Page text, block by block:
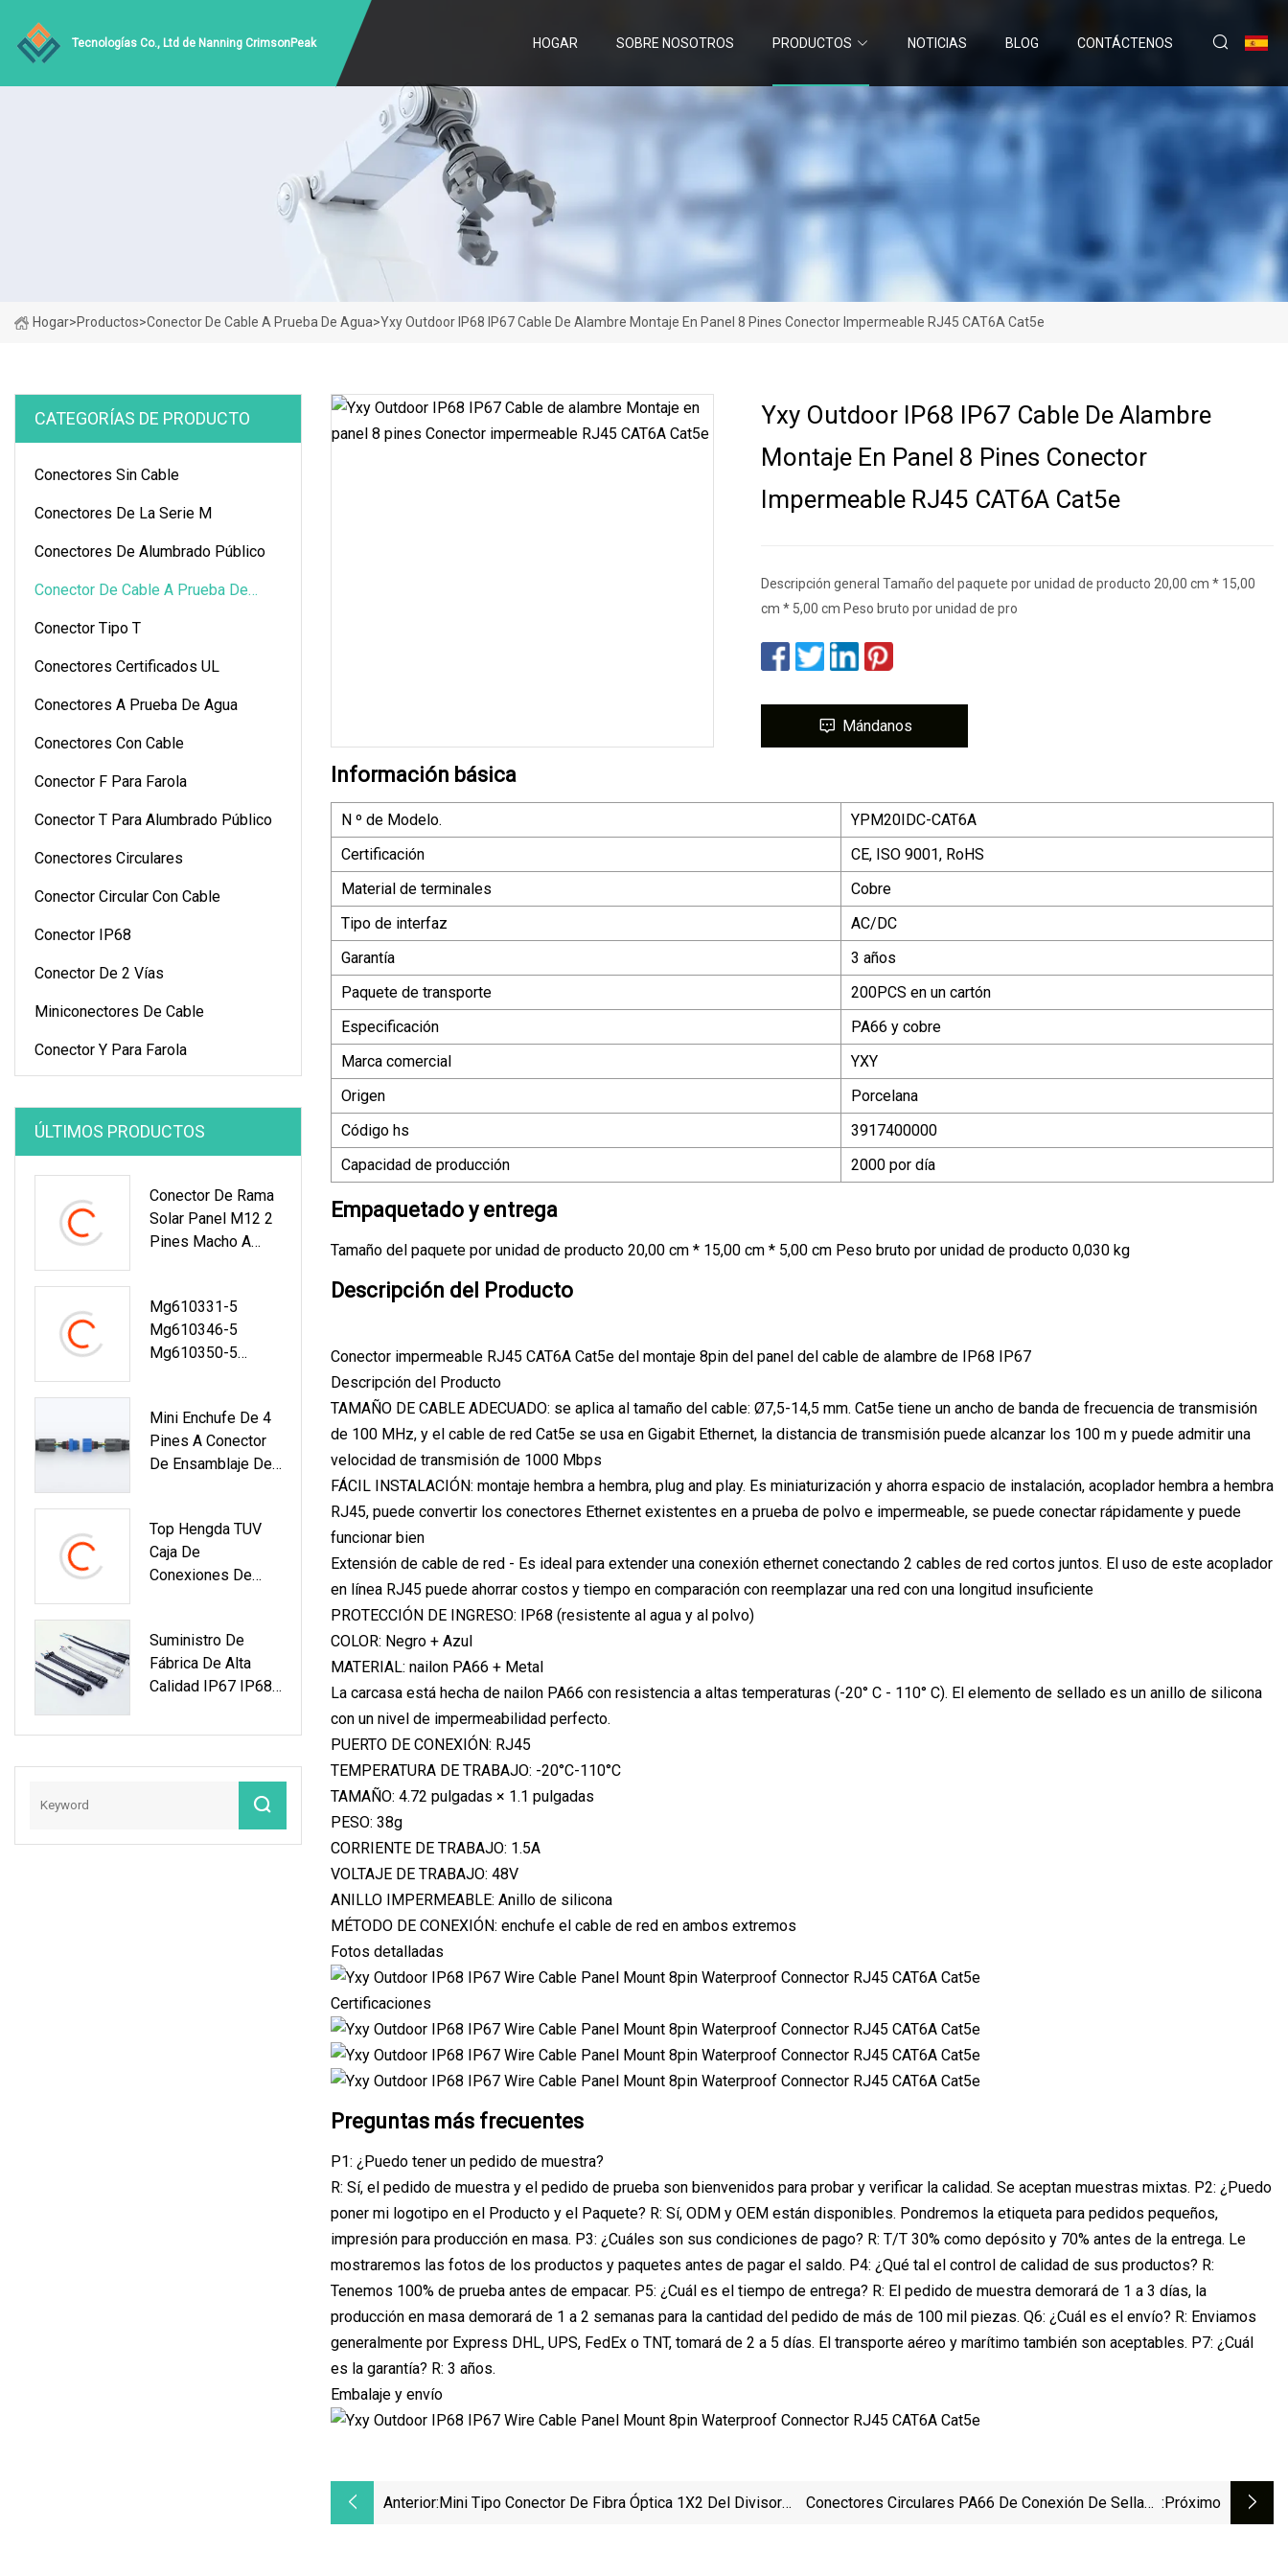
Tecnologías Co., Ltd de Nanning CrimsonPeak HOGAR SOBRE NOSOTROS PRODUCTOS NOTICIAS BLOG CONTÁCTENOS
Hogar>Productos>Conector De Cable A Prueba De Agua>Yxy Outdoor IP68 IP67 Cable De Alambre Montaje En Panel 8 Pines Conector Impermeable RJ45 CAT6A Cat5e
CATEGORÍAS DE PRODUCTO
Conectores Sin Cable
Conectores De La Serie M
Conectores De Alumbrado Público
Conector De Cable A Prueba De
Conector Tipo T
Conectores Certificados UL
Conectores A Prueba De Agua
Conectores Con Cable
Conector F Para Farola
Conector T Para Alumbrado Público
Conectores Circulares
Conector Circular Con Cable
Conector IP68
Conector De 2 Vías
Miniconectores De Cable
Conector Y Para Farola
ÚLTIMOS PRODUCTOS
Conector De Rama
Solar Panel M12 2
Pines Macho A
Farola LED
Mg610331-5
Mg610346-5
Mg610350-5
Pin Plug Way
Automotive Auto
Macho Hembra
Conector Ket
Mini Enchufe De 4
Pines A Conector
De Ensamblaje De
Top Hengda TUV
Caja De
Conexiones De
Agua IP68 Con
Conectores MC4
Panel Fotovoltaico
De Caja Fabricante
Fotovoltaicos
Suministro De
Fábrica De Alta
Calidad IP67 IP68
Waterpoorf Cable
Yxy Outdoor IP68 IP67 Cable De Alambre
Montaje En Panel 8 Pines Conector
Impermeable RJ45 CAT6A Cat5e
Descripción general Tamaño del paquete por unidad de producto 20,00 cm * 15,00
cm * 5,00 cm Peso bruto por unidad de pro
Mándanos
Información básica
N º de Modelo.
YPM20IDC-CAT6A
Certificación
CE, ISO 9001, RoHS
Material de terminales
Cobre
Tipo de interfaz
AC/DC
Garantía
3 años
Paquete de transporte
200PCS en un cartón
Especificación
PA66 y cobre
Marca comercial
YXY
Origen
Porcelana
Código hs
3917400000
Capacidad de producción
2000 por día
Empaquetado y entrega
Tamaño del paquete por unidad de producto 20,00 cm * 15,00 cm * 5,00 cm Peso bruto por unidad de producto 0,030 kg
Descripción del Producto
Conector impermeable RJ45 CAT6A Cat5e del montaje 8pin del panel del cable de alambre de IP68 IP67
Descripción del Producto
TAMAÑO DE CABLE ADECUADO: se aplica al tamaño del cable: Ø7,5-14,5 mm. Cat5e tiene un ancho de banda de frecuencia de transmisión
de 100 MHz, y el cable de red Cat5e se usa en Gigabit Ethernet, la distancia de transmisión puede alcanzar los 100 m y puede admitir una
velocidad de transmisión de 1000 Mbps
FÁCIL INSTALACIÓN: montaje hembra a hembra, plug and play. Es miniaturización y ahorra espacio de instalación, acoplador hembra a hembra
RJ45, puede convertir los conectores Ethernet existentes en a prueba de polvo e impermeable, se puede conectar rápidamente y puede
funcionar bien
Extensión de cable de red - Es ideal para extender una conexión ethernet conectando 2 cables de red cortos juntos. El uso de este acoplador
en línea RJ45 puede ahorrar costos y tiempo en comparación con reemplazar una red con una longitud insuficiente
PROTECCIÓN DE INGRESO: IP68 (resistente al agua y al polvo)
COLOR: Negro + Azul
MATERIAL: nailon PA66 + Metal
La carcasa está hecha de nailon PA66 con resistencia a altas temperaturas (-20° C - 110° C). El elemento de sellado es un anillo de silicona
con un nivel de impermeabilidad perfecto.
PUERTO DE CONEXIÓN: RJ45
TEMPERATURA DE TRABAJO: -20°C-110°C
TAMAÑO: 4.72 pulgadas × 1.1 pulgadas
PESO: 38g
CORRIENTE DE TRABAJO: 1.5A
VOLTAJE DE TRABAJO: 48V
ANILLO IMPERMEABLE: Anillo de silicona
MÉTODO DE CONEXIÓN: enchufe el cable de red en ambos extremos
Fotos detalladas
Certificaciones
Preguntas más frecuentes
P1: ¿Puedo tener un pedido de muestra?
R: Sí, el pedido de muestra y el pedido de prueba son bienvenidos para probar y verificar la calidad. Se aceptan muestras mixtas. P2: ¿Puedo
poner mi logotipo en el Producto y el Paquete? R: Sí, ODM y OEM están disponibles. Pondremos la etiqueta para pedidos pequeños,
impresión para producción en masa. P3: ¿Cuáles son sus condiciones de pago? R: T/T 30% como depósito y 70% antes de la entrega. Le
mostraremos las fotos de los productos y paquetes antes de pagar el saldo. P4: ¿Qué tal el control de calidad de sus productos? R:
Tenemos 100% de prueba antes de empacar. P5: ¿Cuál es el tiempo de entrega? R: El pedido de muestra demorará de 1 a 3 días, la
producción en masa demorará de 1 a 2 semanas para la cantidad del pedido de más de 100 mil piezas. Q6: ¿Cuál es el envío? R: Enviamos
generalmente por Express DHL, UPS, FedEx o TNT, tomará de 2 a 5 días. El transporte aéreo y marítimo también son aceptables. P7: ¿Cuál
es la garantía? R: 3 años.
Embalaje y envío
Anterior:Mini Tipo Conector De Fibra Óptica 1X2 Del Divisor
Conectores Circulares PA66 De Conexión De Sellado :próximo